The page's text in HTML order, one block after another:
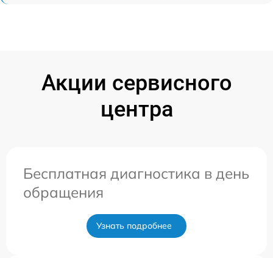
Акции сервисного
центра
Бесплатная диагностика в день
обращения
Узнать подробнее